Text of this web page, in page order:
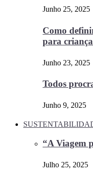
Junho 25, 2025
Como
para
Junho 23, 2025
Todos
Junho 9, 2025
“A Viagem
Julho 25, 2025